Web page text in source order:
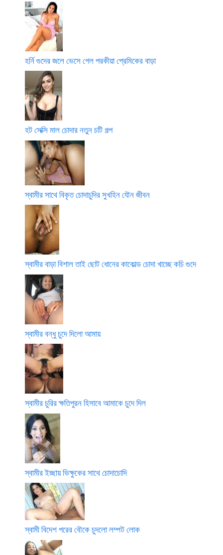
হর্নি গুদের জলে ভেসে গেল পরকীয়া প্রেমিকের বাড়া
হট সেক্সি মাল চোদার নতুন চটি গল্প
স্বামীর সাথে বিকৃত চোদাচুদির সুখহিন যৌন জীবন
স্বামীর বাড়া বিশাল তাই ছোট ধোনের কাকোল্ড চোদা খাচ্ছে কচি গুদে
স্বামীর বন্ধু চুদে দিলো আমায়
স্বামীর চুরির ক্ষতিপুরন হিসাবে আমাকে চুদে দিল
স্বামীর ইচ্ছায় ভিক্ষুকের সাথে চোদাচোদি
স্বামী বিদেশ পরের বৌকে চুদলো লম্পট লোক